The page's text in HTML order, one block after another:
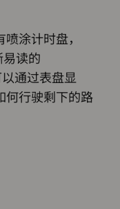
涂计时盘，
读的
通过表盘显
何行驶剩下的路